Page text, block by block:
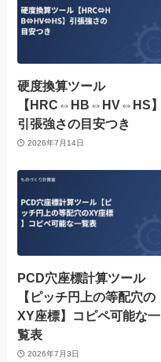
硬度換算ツール
【HRC⇔HB⇔HV⇔HS】
引張強さの目安つき
2026年7月14日
PCD穴座標計算ツール
【ピッチ円上の等配穴の
XY座標】コピペ可能な一
覧表
2026年7月3日